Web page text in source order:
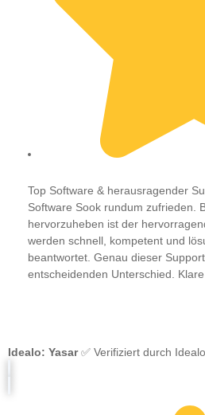
Top Software & herausragender
Software Sook rundum zufrieden.
hervorzuheben ist der
werden schnell, kompetent und
beantwortet. Genau dieser
entscheidenden Unterschied.
Idealo: Yasar ✅ Verifiziert durch